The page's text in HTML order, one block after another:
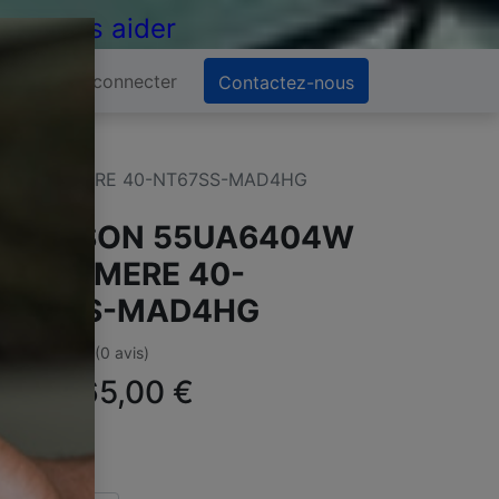
vous aider
Se connecter Contactez-nous
MERE 40-NT67SS-MAD4HG
55UA6404W
MERE 40-
MAD4HG
(0 avis)
65,00 €